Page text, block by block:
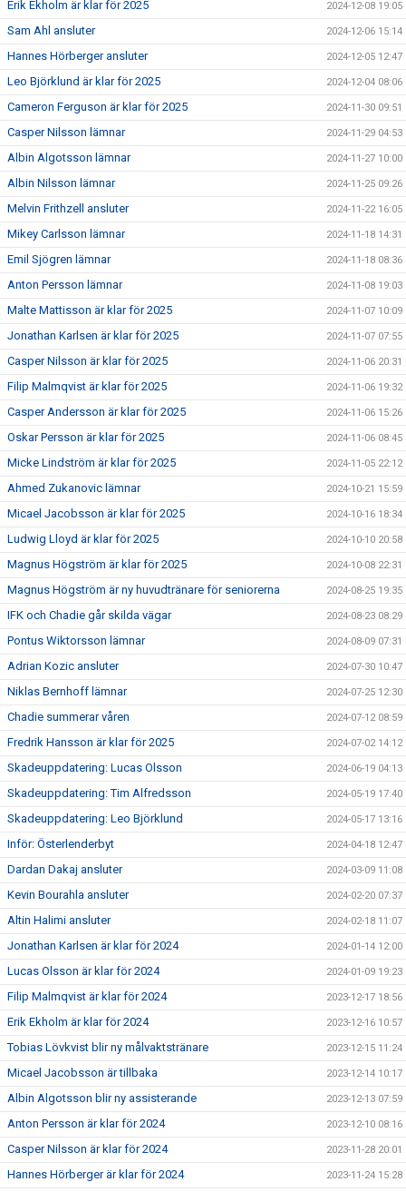
Erik Ekholm är klar för 2025 2024-12-08 19:05
Sam Ahl ansluter 2024-12-06 15:14
Hannes Hörberger ansluter 2024-12-05 12:47
Leo Björklund är klar för 2025 2024-12-04 08:06
Cameron Ferguson är klar för 2025 2024-11-30 09:51
Casper Nilsson lämnar 2024-11-29 04:53
Albin Algotsson lämnar 2024-11-27 10:00
Albin Nilsson lämnar 2024-11-25 09:26
Melvin Frithzell ansluter 2024-11-22 16:05
Mikey Carlsson lämnar 2024-11-18 14:31
Emil Sjögren lämnar 2024-11-18 08:36
Anton Persson lämnar 2024-11-08 19:03
Malte Mattisson är klar för 2025 2024-11-07 10:09
Jonathan Karlsen är klar för 2025 2024-11-07 07:55
Casper Nilsson är klar för 2025 2024-11-06 20:31
Filip Malmqvist är klar för 2025 2024-11-06 19:32
Casper Andersson är klar för 2025 2024-11-06 15:26
Oskar Persson är klar för 2025 2024-11-06 08:45
Micke Lindström är klar för 2025 2024-11-05 22:12
Ahmed Zukanovic lämnar 2024-10-21 15:59
Micael Jacobsson är klar för 2025 2024-10-16 18:34
Ludwig Lloyd är klar för 2025 2024-10-10 20:58
Magnus Högström är klar för 2025 2024-10-08 22:31
Magnus Högström är ny huvudtränare för seniorerna 2024-08-25 19:35
IFK och Chadie går skilda vägar 2024-08-23 08:29
Pontus Wiktorsson lämnar 2024-08-09 07:31
Adrian Kozic ansluter 2024-07-30 10:47
Niklas Bernhoff lämnar 2024-07-25 12:30
Chadie summerar våren 2024-07-12 08:59
Fredrik Hansson är klar för 2025 2024-07-02 14:12
Skadeuppdatering: Lucas Olsson 2024-06-19 04:13
Skadeuppdatering: Tim Alfredsson 2024-05-19 17:40
Skadeuppdatering: Leo Björklund 2024-05-17 13:16
Inför: Österlenderbyt 2024-04-18 12:47
Dardan Dakaj ansluter 2024-03-09 11:08
Kevin Bourahla ansluter 2024-02-20 07:37
Altin Halimi ansluter 2024-02-18 11:07
Jonathan Karlsen är klar för 2024 2024-01-14 12:00
Lucas Olsson är klar för 2024 2024-01-09 19:23
Filip Malmqvist är klar för 2024 2023-12-17 18:56
Erik Ekholm är klar för 2024 2023-12-16 10:57
Tobias Lövkvist blir ny målvaktstränare 2023-12-15 11:24
Micael Jacobsson är tillbaka 2023-12-14 10:17
Albin Algotsson blir ny assisterande 2023-12-13 07:59
Anton Persson är klar för 2024 2023-12-10 08:16
Casper Nilsson är klar för 2024 2023-11-28 20:01
Hannes Hörberger är klar för 2024 2023-11-24 15:28